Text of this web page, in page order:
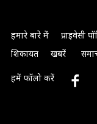
हमारे बारे में प्राइवेसी
शिकायत
खबरें
हमें फॉलो करें